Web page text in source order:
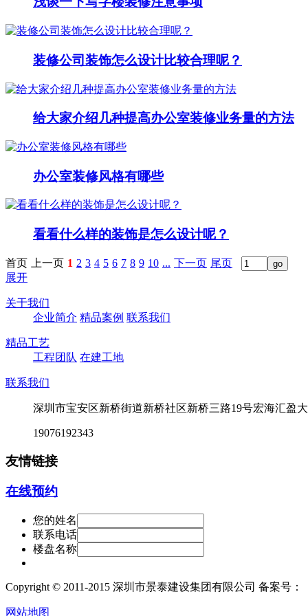
装修公司装饰怎么设计比较合理呢？
给大家介绍几种提高办公室装修业务量的方法
办公室装修风格有哪些
看看什么样的装饰是怎么设计呢？
首页 上一页 1 2 3 4 5 6 7 8 9 10 ... 下一页 尾页
展开
关于我们
企业简介 精品案例 联系我们
精品工艺
工程团队 在建工地
联系我们
深圳市宝安区新桥街道新桥社区新桥三路19号宏海汇盈
19076192343
友情链接
在线预约
您的姓名
联系电话
楼盘名称
Copyright © 2011-2015 深圳市景泰建设集团有限公司 备案号：
网站地图